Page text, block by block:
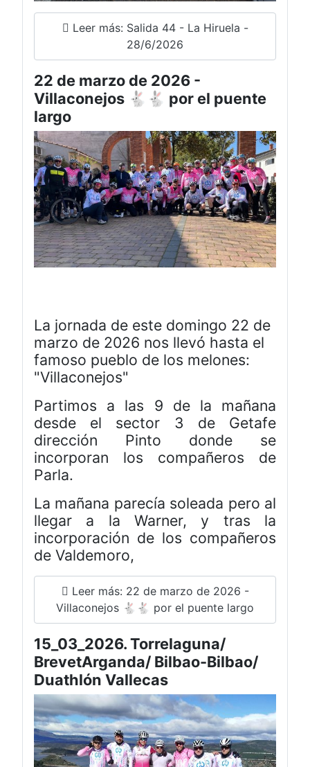
Leer más: Salida 44 - La Hiruela -
28/6/2026
22 de marzo de 2026 -
Villaconejos 🐇🐇 por el puente
largo
La jornada de este domingo 22 de
marzo de 2026 nos llevó hasta el
famoso pueblo de los melones:
"Villaconejos"
Partimos a las 9 de la mañana
desde el sector 3 de Getafe
dirección Pinto donde se
incorporan los compañeros de
Parla.
La mañana parecía soleada pero al
llegar a la Warner, y tras la
incorporación de los compañeros
de Valdemoro,
Leer más: 22 de marzo de 2026 -
Villaconejos 🐇🐇 por el puente largo
15_03_2026. Torrelaguna/
BrevetArganda/ Bilbao-Bilbao/
Duathlón Vallecas